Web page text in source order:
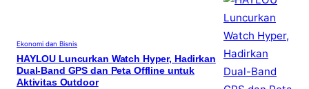
Ekonomi dan Bisnis
HAYLOU Luncurkan Watch Hyper, Hadirkan
Dual-Band GPS dan Peta Offline untuk
Aktivitas Outdoor